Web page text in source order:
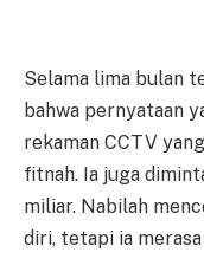
Selama lima bulan
bahwa pernyataan
rekaman CCTV
fitnah. Ia juga
miliar. Nabilah
diri, tetapi ia